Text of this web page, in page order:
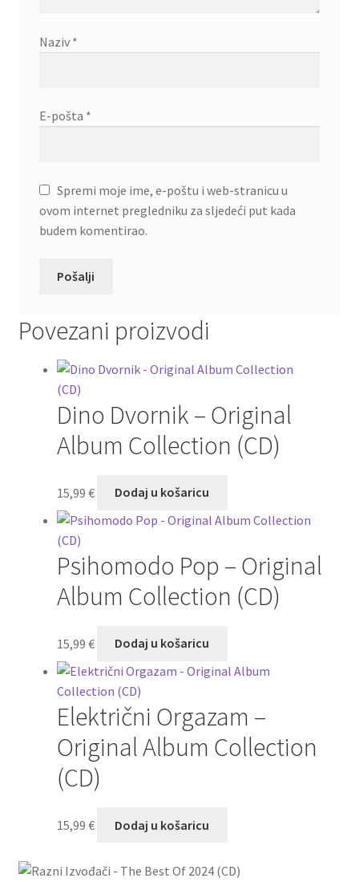
Naziv *
E-pošta *
Spremi moje ime, e-poštu i web-stranicu u
ovom internet pregledniku za sljedeći put kada
budem komentirao.
Povezani proizvodi
Dino Dvornik – Original
Album Collection (CD)
15,99 € Dodaj u košaricu
Psihomodo Pop – Original
Album Collection (CD)
15,99 € Dodaj u košaricu
Električni Orgazam –
Original Album Collection
(CD)
15,99 € Dodaj u košaricu